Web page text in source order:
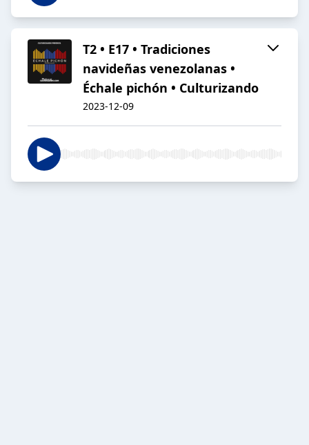
T2 • E17 • Tradiciones
navideñas venezolanas •
Échale pichón • Culturizando
2023-12-09